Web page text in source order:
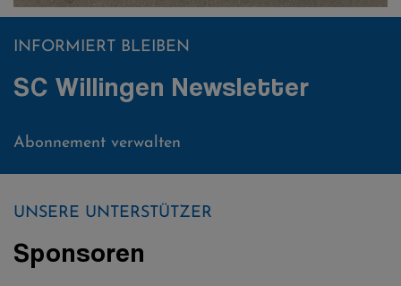
INFORMIERT BLEIBEN
SC Willingen Newsletter
Abonnement verwalten
UNSERE UNTERSTÜTZER
Sponsoren